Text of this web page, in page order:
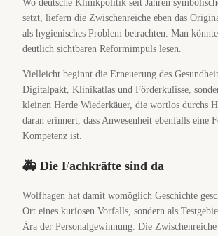
Wo deutsche Klinikpolitik seit Jahren
setzt, liefern die Zwischenreiche eben das
als hygienisches Problem betrachten. Man
deutlich sichtbaren Reformimpuls lesen.
Vielleicht beginnt die Erneuerung des
Digitalpakt, Klinikatlas und Förderkulisse,
kleinen Herde Wiederkäuer, die wortlos durchs
daran erinnert, dass Anwesenheit ebenfalls eine
Kompetenz ist.
🚑 Die Fachkräfte sind da
Wolfhagen hat damit womöglich Geschichte
Ort eines kuriosen Vorfalls, sondern als
Ära der Personalgewinnung. Die Zwischenreiche